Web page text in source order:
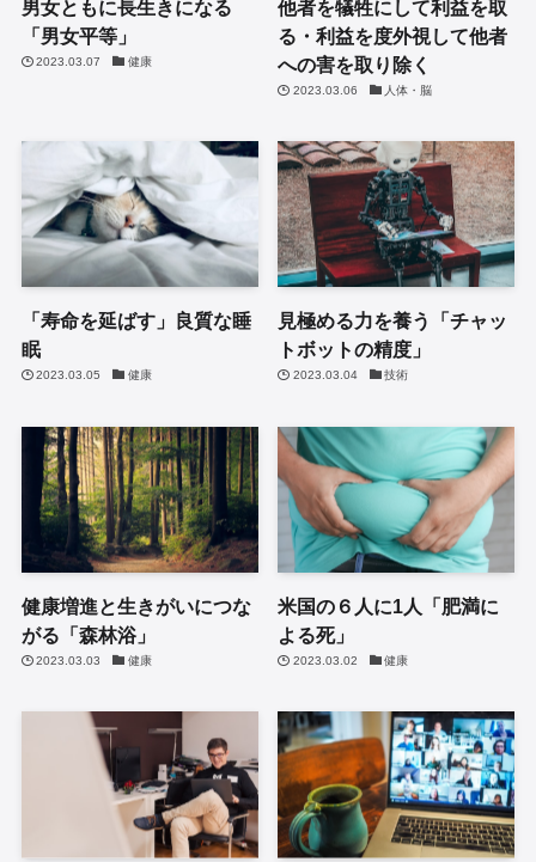
男女ともに長生きになる
「男女平等」
2023.03.07 健康
他者を犠牲にして利益を取
る・利益を度外視して他者
への害を取り除く
2023.03.06 人体・脳
「寿命を延ばす」良質な睡
眠
2023.03.05 健康
見極める力を養う「チャッ
トボットの精度」
2023.03.04 技術
健康増進と生きがいにつな
がる「森林浴」
2023.03.03 健康
米国の６人に1人「肥満に
よる死」
2023.03.02 健康